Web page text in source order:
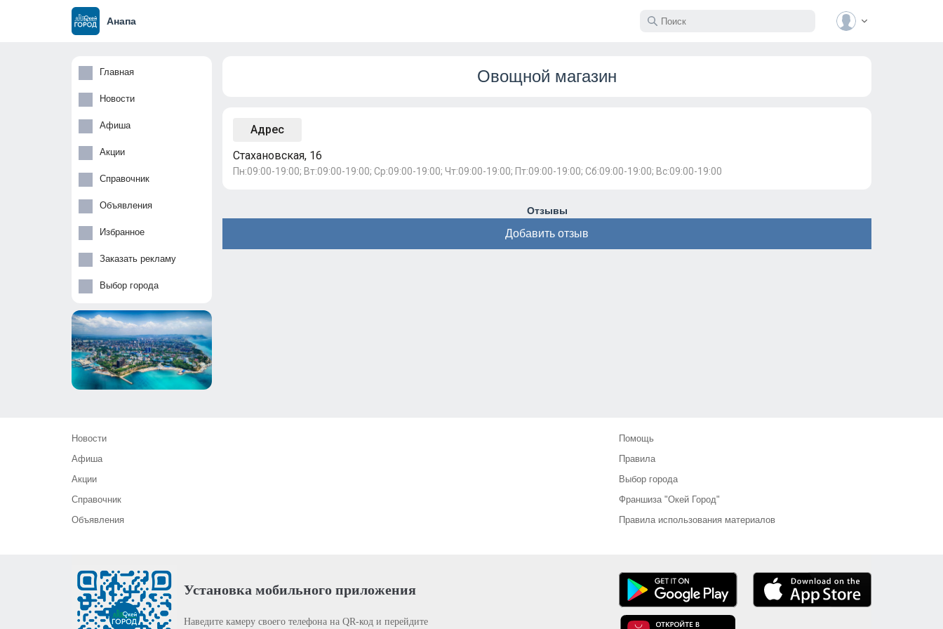
Анапа
Главная
Новости
Афиша
Акции
Справочник
Объявления
Избранное
Заказать рекламу
Выбор города
Овощной магазин
Адрес
Стахановская, 16
Пн:09:00-19:00; Вт:09:00-19:00; Ср:09:00-19:00; Чт:09:00-19:00; Пт:09:00-19:00; Сб:09:00-19:00; Вс:09:00-19:00
Отзывы
Добавить отзыв
Новости
Афиша
Акции
Справочник
Объявления
Помощь
Правила
Выбор города
Франшиза "Окей Город"
Правила использования материалов
Установка мобильного приложения
Наведите камеру своего телефона на QR-код и перейдите